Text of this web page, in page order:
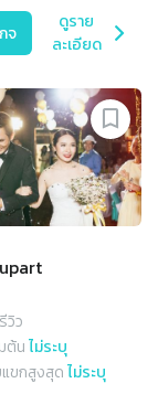
จ
ดูราย
ละเอียด
วิว
ต้นไม่ระบุ
ขกสูงสุดไม่ระบุ